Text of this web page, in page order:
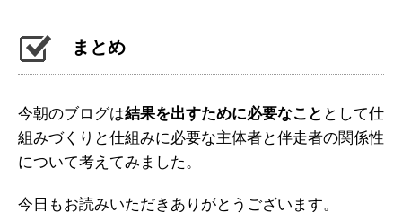
まとめ
今朝のブログは結果を出すために必要なこと として仕
組みづくりと仕組みに必要な主体者と伴走者の関係性
について考えてみました。
今日もお読みいただきありがとうございます。